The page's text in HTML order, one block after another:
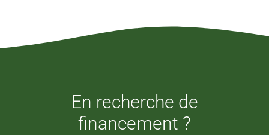
En recherche de
financement ?